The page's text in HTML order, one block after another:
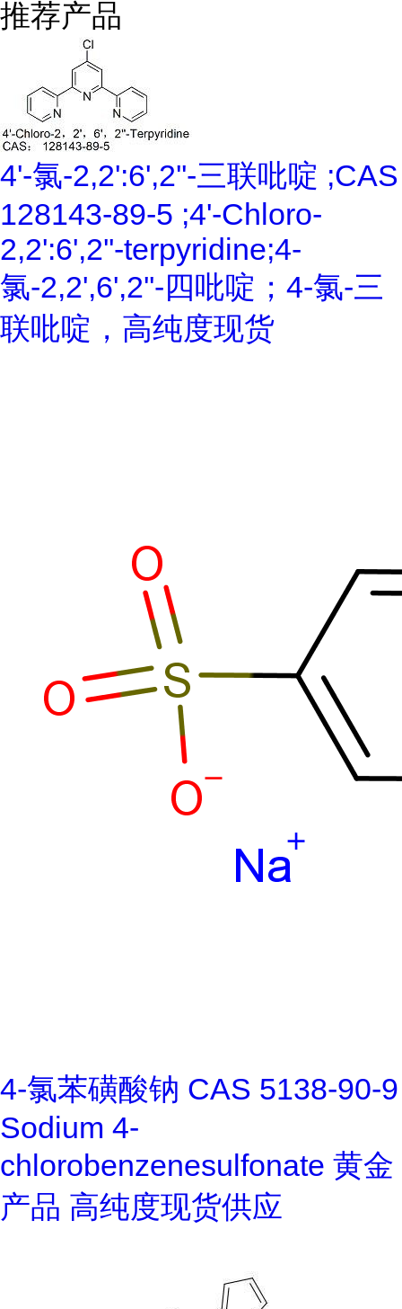
推荐产品
4'-氯-2,2':6',2''-三联吡啶 ;CAS
128143-89-5 ;4'-Chloro-
2,2':6',2''-terpyridine;4-
氯-2,2',6',2''-四吡啶；4-氯-三
联吡啶，高纯度现货
4-氯苯磺酸钠 CAS 5138-90-9
Sodium 4-
chlorobenzenesulfonate 黄金
产品 高纯度现货供应